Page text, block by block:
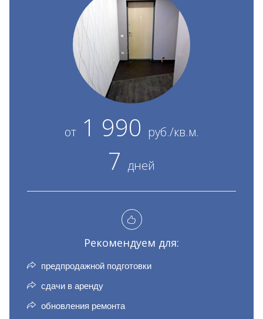
от1 990 руб./кв.м.
7 дней
Рекомендуем для:
предпродажной подготовки
сдачи в аренду
обновления ремонта